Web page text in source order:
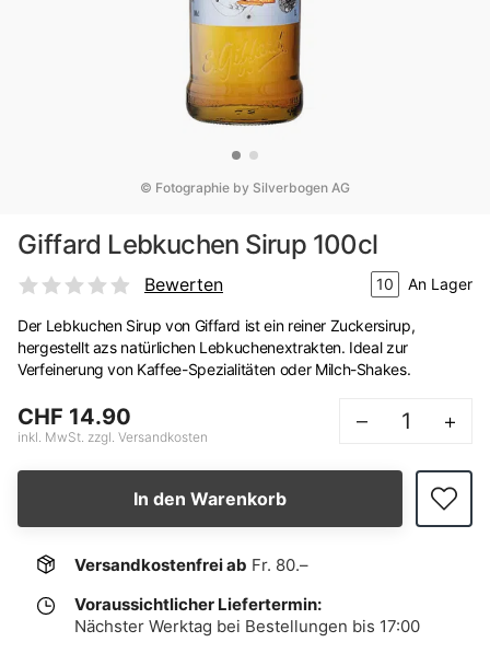
© Fotographie by Silverbogen AG
Giffard Lebkuchen Sirup 100cl
Bewerten 10 An Lager
Der Lebkuchen Sirup von Giffard ist ein reiner Zuckersirup,
hergestellt azs natürlichen Lebkuchenextrakten. Ideal zur
Verfeinerung von Kaffee-Spezialitäten oder Milch-Shakes.
CHF 14.90
inkl. MwSt. zzgl. Versandkosten
– +
In den Warenkorb
Versandkostenfrei ab Fr. 80.–
Voraussichtlicher Liefertermin:
Nächster Werktag bei Bestellungen bis 17:00